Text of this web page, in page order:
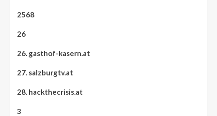
2568
26
26. gasthof-kasern.at
27. salzburgtv.at
28. hackthecrisis.at
3